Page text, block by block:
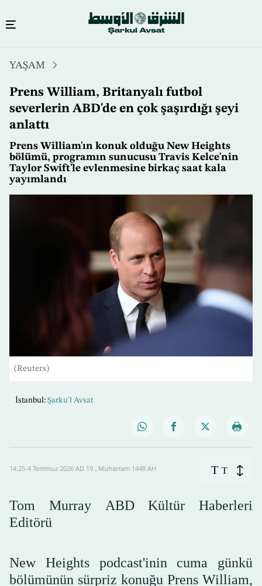
içeriğe
atla
YAŞAM
Prens William, Britanyalı futbol
severlerin ABD'de en çok şaşırdığı şeyi
anlattı
Prens William'ın konuk olduğu New Heights
bölümü, programın sunucusu Travis Kelce'nin
Taylor Swift'le evlenmesine birkaç saat kala
yayımlandı
(Reuters)
İstanbul: Şarku'l Avsat
14:25-4 Temmuz 2026 AD ـ 19 Muharram 1448 AH T T
Tom Murray ABD Kültür Haberleri
Editörü
New Heights podcast'inin cuma günkü
bölümünün sürpriz konuğu Prens William,